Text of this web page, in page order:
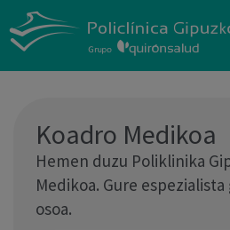
Koadro Medikoa
Hemen duzu Poliklinika
Medikoa. Gure
osoa.